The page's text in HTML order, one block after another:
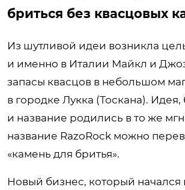
бриться без квасцовых
Из шутливой идеи возникла
и именно в Италии Майкл и
запасы квасцов в небольшом
в городке Лукка (Тоскана). Идея,
и название родились в то же
название RazoRock можно
«камень для бритья».
Новый бизнес, который начался